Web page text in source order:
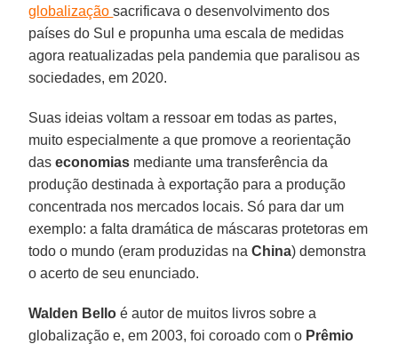
globalizaçãosacrificava o desenvolvimento dos
países do Sul e propunha uma escala de medidas
agora reatualizadas pela pandemia que paralisou as
sociedades, em 2020.
Suas ideias voltam a ressoar em todas as partes,
muito especialmente a que promove a reorientação
daseconomias mediante uma transferência da
produção destinada à exportação para a produção
concentrada nos mercados locais. Só para dar um
exemplo: a falta dramática de máscaras protetoras em
todo o mundo (eram produzidas naChina) demonstra
o acerto de seu enunciado.
Walden Bello é autor de muitos livros sobre a
globalização e, em 2003, foi coroado com o Prêmio